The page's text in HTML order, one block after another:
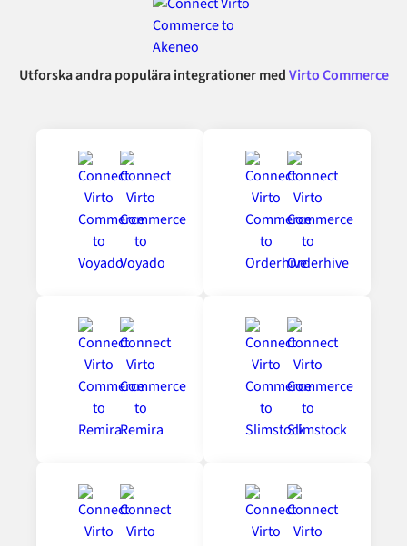
Utforska andra populära integrationer medVirto Commerce